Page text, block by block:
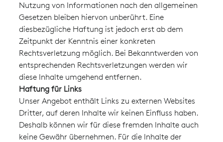
Nutzung von Informationen nach den allgemeinen
Gesetzen bleiben hiervon unberührt. Eine
diesbezügliche Haftung ist jedoch erst ab dem
Zeitpunkt der Kenntnis einer konkreten
Rechtsverletzung möglich. Bei Bekanntwerden von
entsprechenden Rechtsverletzungen werden wir
diese Inhalte umgehend entfernen.
Haftung für Links
Unser Angebot enthält Links zu externen Websites
Dritter, auf deren Inhalte wir keinen Einfluss haben.
Deshalb können wir für diese fremden Inhalte auch
keine Gewähr übernehmen. Für die Inhalte der